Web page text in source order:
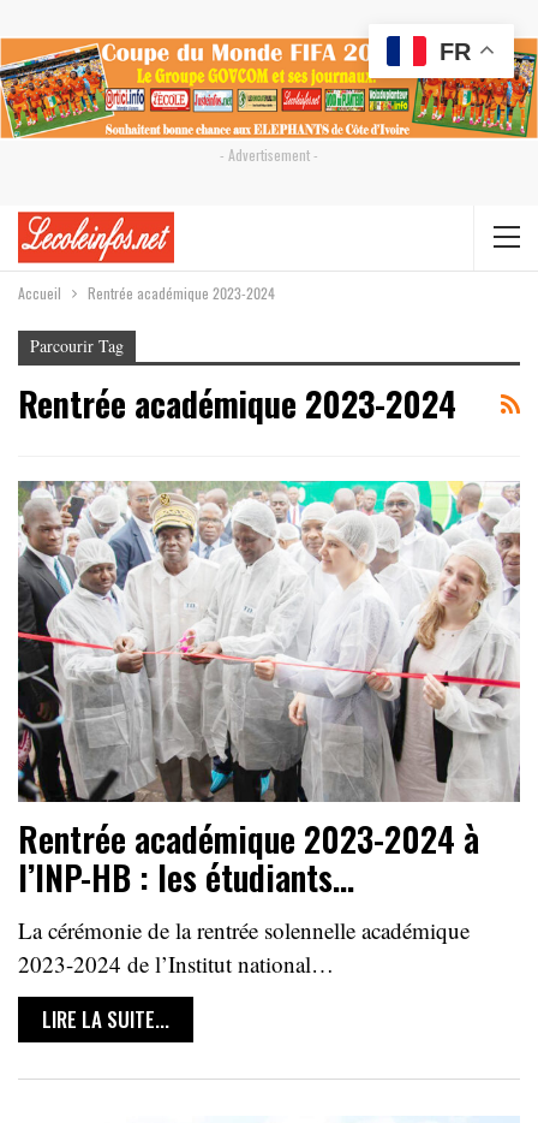
- Advertisement -
Accueil Rentrée académique 2023-2024
Parcourir Tag
Rentrée académique 2023-2024
Rentrée académique 2023-2024 à
l’INP-HB : les étudiants…
La cérémonie de la rentrée solennelle académique
2023-2024 de l’Institut national…
LIRE LA SUITE...
FR